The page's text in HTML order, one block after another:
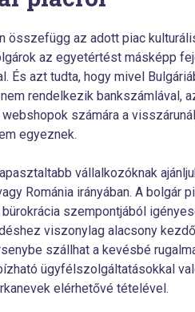
összefügg az adott piac
az egyetértést másképp
És azt tudta, hogy mivel
rendelkezik bankszámlával,
számára a
egyeznek.
vállalkozóknak
Románia irányában. A bolgár
szempontjából
viszonylag alacsony kezdő
szállhat a kevésbé
ügyfélszolgáltatásokkal
elérhetővé tételével.